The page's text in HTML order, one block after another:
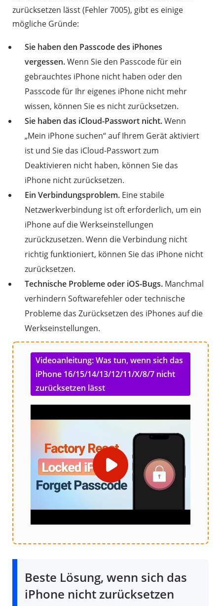
zurücksetzen lässt (Fehler 7005), gibt es einige
mögliche Gründe:
Sie haben den Passcode des iPhones
vergessen.Wenn Sie den Passcode für ein
gebrauchtes iPhone nicht haben oder den
Passcode für Ihr eigenes iPhone nicht mehr
wissen, können Sie es nicht zurücksetzen.
Sie haben das iCloud-Passwort nicht.Wenn
„Mein iPhone suchen“ auf Ihrem Gerät aktiviert
ist und Sie das iCloud-Passwort zum
Deaktivieren nicht haben, können Sie das
iPhone nicht zurücksetzen.
Ein Verbindungsproblem. Eine stabile
Netzwerkverbindung ist oft erforderlich, um ein
iPhone auf die Werkseinstellungen
zurückzusetzen. Wenn die Verbindung nicht
richtig funktioniert, können Sie das iPhone nicht
zurücksetzen.
Technische Probleme oder iOS-Bugs. Manchmal
verhindern Softwarefehler oder technische
Probleme das Zurücksetzen des iPhones auf die
Werkseinstellungen.
Videoanleitung: Was tun, wenn sich das
iPhone 16/15/14/13/12/11/X/8/7 nicht
zurücksetzen lässt
Beste Lösung, wenn sich das
iPhone nicht zurücksetzen